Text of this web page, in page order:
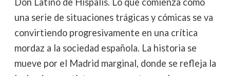
una serie de situaciones trágicas y cómicas se va
convirtiendo progresivamente en una crítica
mordaz a la sociedad española. La historia se
mueve por el Madrid marginal, donde se refleja la